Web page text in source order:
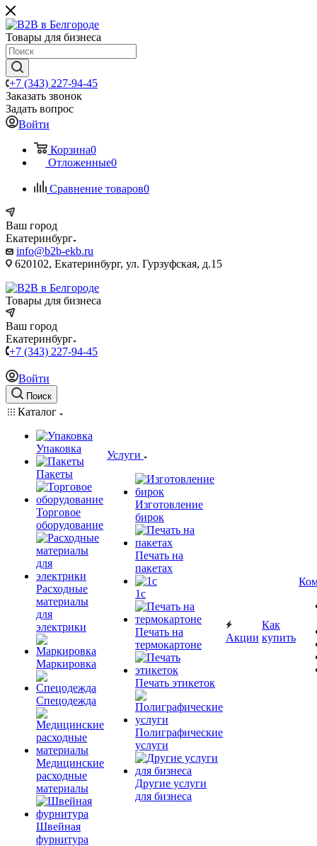
Товары для бизнеса
+7 (343) 227-94-45
Заказать звонок
Задать вопрос
Войти
Корзина0
Отложенные0
Сравнение товаров0
Ваш город
Екатеринбург
info@b2b-ekb.ru
620102, Екатеринбург, ул. Гурзуфская, д.15
Товары для бизнеса
Ваш город
Екатеринбург
+7 (343) 227-94-45
Войти
Поиск
Каталог
Упаковка
Пакеты
Торговое
оборудование
Расходные
материалы
для
электрики
Маркировка
Спецодежда
Медицинские
расходные
материалы
Швейная
фурнитура
Услуги
Изготовление
бирок
Печать на
пакетах
1c
Печать на
термокартоне
Печать этикеток
Полиграфические
услуги
Другие услуги
для бизнеса
Акции
Как
купить